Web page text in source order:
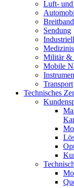
Luft- und
Breitband
Sendung
Industriell
Militär &
Mobile
Transport
Technisches